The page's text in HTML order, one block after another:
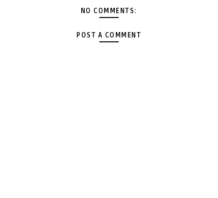
NO COMMENTS:
POST A COMMENT